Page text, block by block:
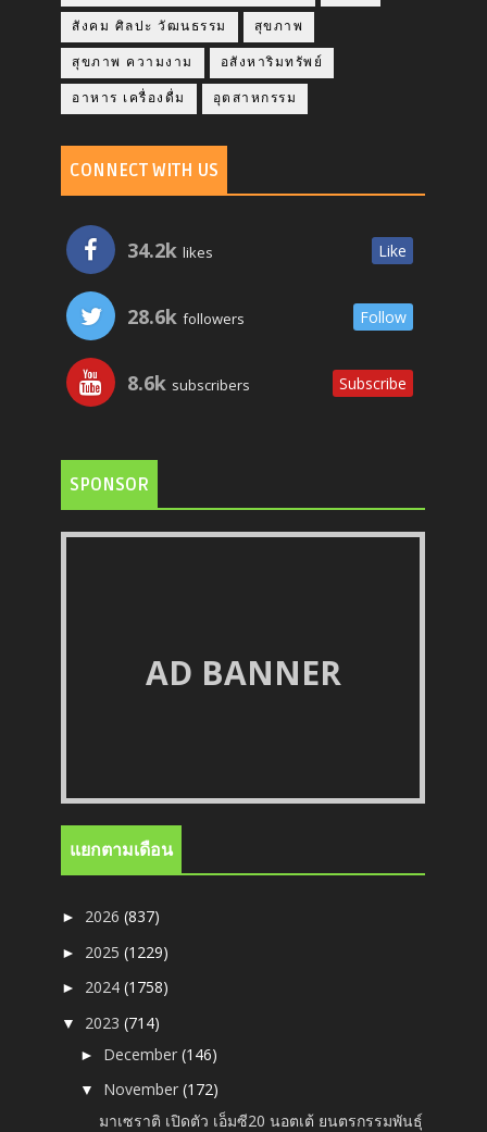
สังคม ศิลปะ วัฒนธรรม สุขภาพ
สุขภาพ ความงาม อสังหาริมทรัพย์
อาหาร เครื่องดื่ม อุตสาหกรรม
CONNECT WITH US
34.2k likes Like
28.6k followers Follow
8.6k subscribers Subscribe
SPONSOR
AD BANNER
แยกตามเดือน
► 2026(837)
► 2025(1229)
► 2024(1758)
▼ 2023(714)
► December(146)
▼ November(172)
มาเซราติ เปิดตัว เอ็มซี20 นอตเต้ ยนตรกรรมพันธุ์